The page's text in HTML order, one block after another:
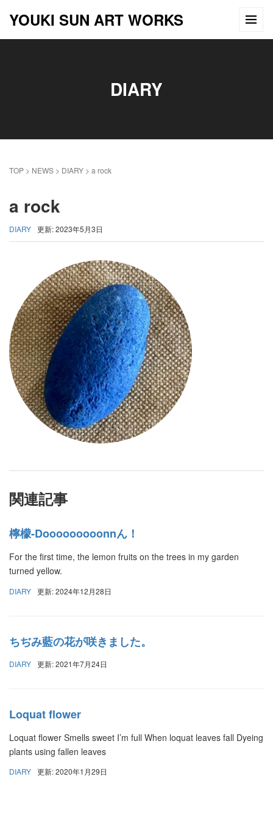
YOUKI SUN ART WORKS
DIARY
TOP > NEWS > DIARY > a rock
a rock
DIARY 更新: 2023年5月3日
関連記事
檸檬-Dooooooooonnん！
For the first time, the lemon fruits on the trees in my garden
turned yellow.
DIARY 更新: 2024年12月28日
ちぢみ藍の花が咲きました。
DIARY 更新: 2021年7月24日
Loquat flower
Loquat flower Smells sweet I’m full When loquat leaves fall Dyeing
plants using fallen leaves
DIARY 更新: 2020年1月29日